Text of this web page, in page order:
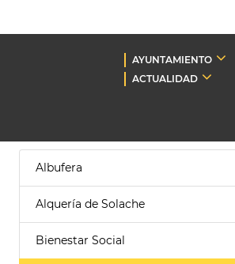
AYUNTAMIENTO
ACTUALIDAD
Albufera
Alquería de Solache
Bienestar Social